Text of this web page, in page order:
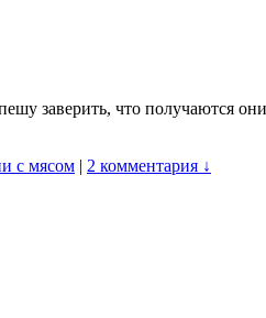
заверить, что получаются
с мясом | 2 комментария ↓